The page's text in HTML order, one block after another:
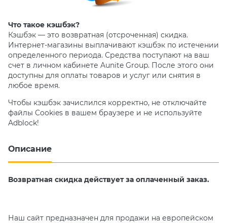
Что такое кэшбэк?
Кэшбэк — это возвратная (отсроченная) скидка.
Интернет-магазины выплачивают кэшбэк по истечении
определенного периода. Средства поступают на ваш
счет в личном кабинете Aunite Group. После этого они
доступны для оплаты товаров и услуг или снятия в
любое время.
Чтобы кэшбэк зачислился корректно, не отключайте
файлы Cookies в вашем браузере и не используйте
Adblock!
Описание
Возвратная скидка действует за оплаченный заказ.
Наш сайт предназначен для продажи на европейском